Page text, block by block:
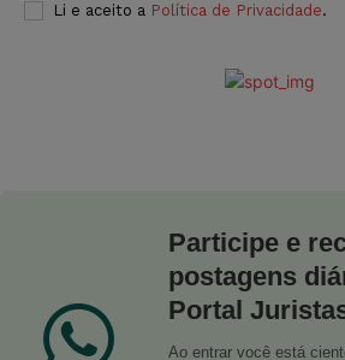
Li e aceito a Política de Privacidade.
Participe e
postagens
Portal
Ao entrar você está